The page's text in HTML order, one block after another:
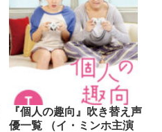
『個人の趣向』吹き替え声
優一覧 （イ・ミンホ主演